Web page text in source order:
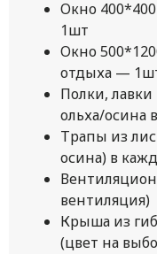
Окно
1шт
Окно
отдыха —
Полки,
ольха/
Трапы из
осина) в
вентиляция)
Крыша из
(цвет на